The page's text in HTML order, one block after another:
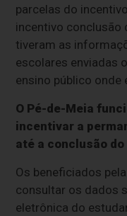
parcelas do
incentivo conclusão
tiveram as
escolares enviadas
ensino público
O Pé-de-Meia
incentivar a
até a conclusão
Os beneficiados
consultar os dados
eletrônica do